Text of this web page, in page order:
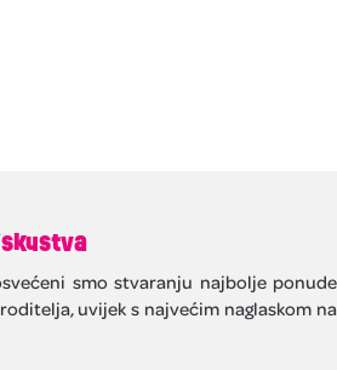
smo stvaranju najbolje ponude
uvijek s najvećim naglaskom na